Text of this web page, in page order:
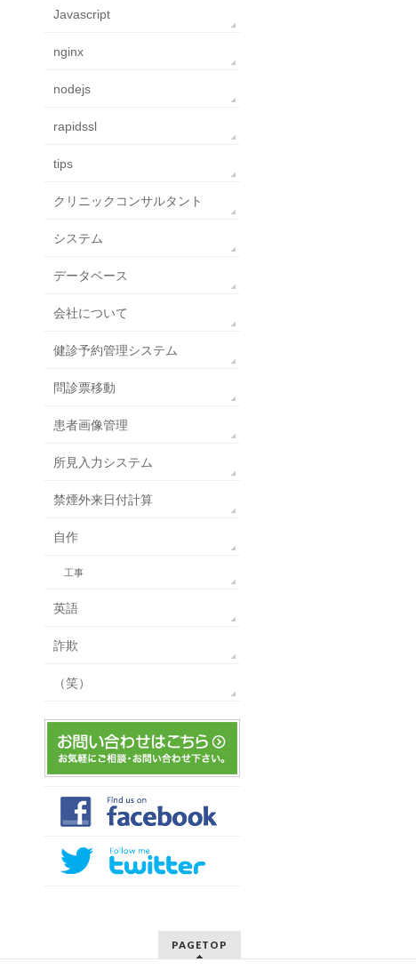
Javascript
nginx
nodejs
rapidssl
tips
クリニックコンサルタント
システム
データベース
会社について
健診予約管理システム
問診票移動
患者画像管理
所見入力システム
禁煙外来日付計算
自作
工事
英語
詐欺
（笑）
PAGETOP